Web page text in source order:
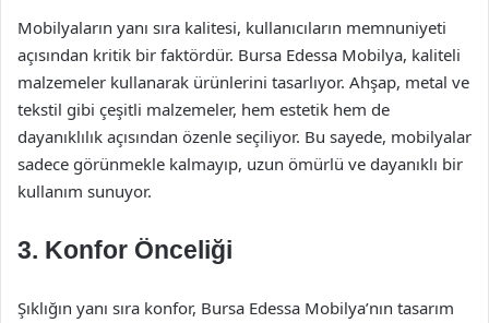
Mobilyaların yanı sıra kalitesi, kullanıcıların memnuniyeti
açısından kritik bir faktördür. Bursa Edessa Mobilya, kaliteli
malzemeler kullanarak ürünlerini tasarlıyor. Ahşap, metal ve
tekstil gibi çeşitli malzemeler, hem estetik hem de
dayanıklılık açısından özenle seçiliyor. Bu sayede, mobilyalar
sadece görünmekle kalmayıp, uzun ömürlü ve dayanıklı bir
kullanım sunuyor.
3. Konfor Önceliği
Şıklığın yanı sıra konfor, Bursa Edessa Mobilya’nın tasarım